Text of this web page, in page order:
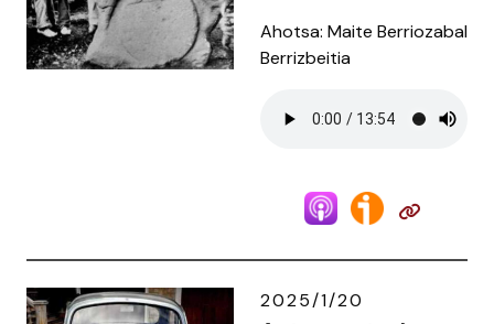
Ahotsa: Maite Berriozabal
Berrizbeitia
2025/1/20